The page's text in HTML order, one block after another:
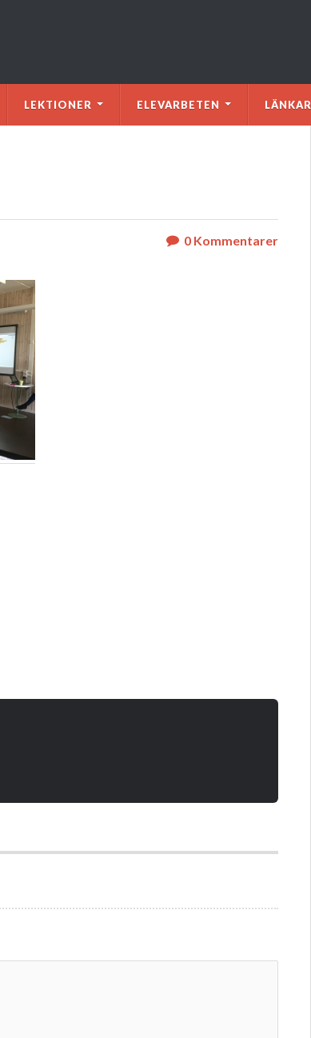
LEKTIONER ELEVARBETEN LÄNKAR
0Kommentarer